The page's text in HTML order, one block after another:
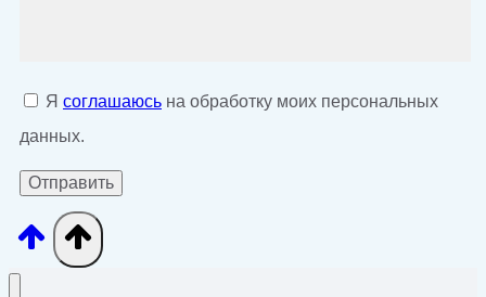
Я соглашаюсь на обработку моих персональных
данных.